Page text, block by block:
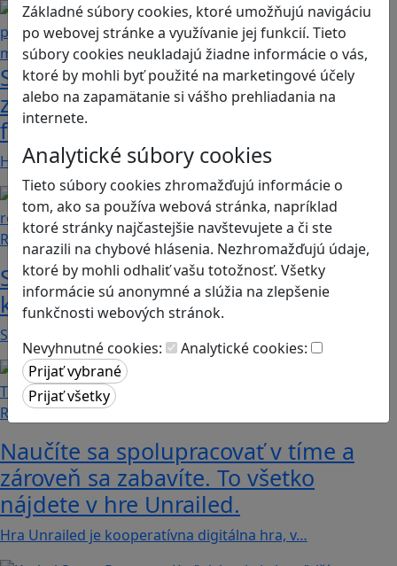
Základné súbory cookies, ktoré umožňujú navigáciu
po webovej stránke a využívanie jej funkcií. Tieto
súbory cookies neukladajú žiadne informácie o vás,
ktoré by mohli byť použité na marketingové účely
alebo na zapamätanie si vášho prehliadania na
internete.
Analytické súbory cookies
Tieto súbory cookies zhromažďujú informácie o
tom, ako sa používa webová stránka, napríklad
ktoré stránky najčastejšie navštevujete a či ste
narazili na chybové hlásenia. Nezhromažďujú údaje,
ktoré by mohli odhaliť vašu totožnosť. Všetky
informácie sú anonymné a slúžia na zlepšenie
funkčnosti webových stránok.
Nevyhnutné cookies:
Analytické cookies:
Stanete sa influencerom, keď budete
zdieľať iba pravdivé, nie alternatívne
fakty? Dozviete sa v hre Follow me
Hráči a hráčky sa stávajú používateľmi/kami…
Recenzie
Smushi Come Home: Milá hra, v
ktorej sa naučíte rozoznávať huby
Smushi Come Home je roztomilá a relaxačná…
Recenzie
Naučíte sa spolupracovať v tíme a
zároveň sa zabavíte. To všetko
nájdete v hre Unrailed.
Hra Unrailed je kooperatívna digitálna hra, v…